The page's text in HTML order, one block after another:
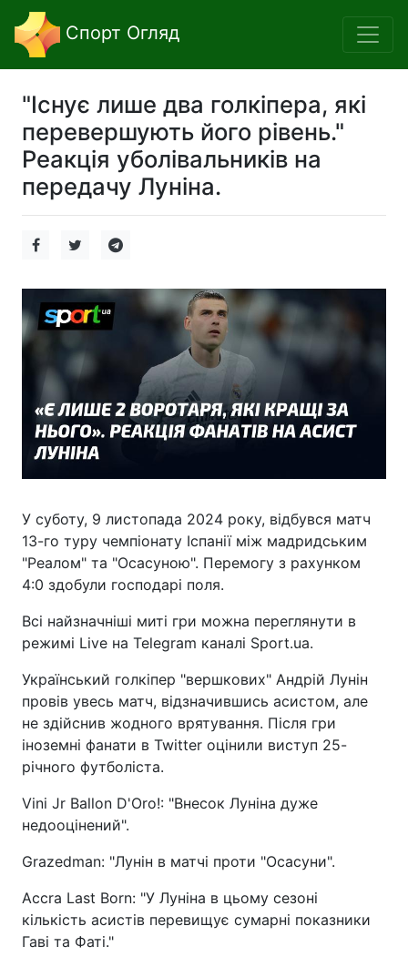
Спорт Огляд
"Існує лише два голкіпера, які
перевершують його рівень."
Реакція уболівальників на
передачу Луніна.
У суботу, 9 листопада 2024 року, відбувся матч
13-го туру чемпіонату Іспанії між мадридським
"Реалом" та "Осасуною". Перемогу з рахунком
4:0 здобули господарі поля.
Всі найзначніші миті гри можна переглянути в
режимі Live на Telegram каналі Sport.ua.
Український голкіпер "вершкових" Андрій Лунін
провів увесь матч, відзначившись асистом, але
не здійснив жодного врятування. Після гри
іноземні фанати в Twitter оцінили виступ 25-
річного футболіста.
Vini Jr Ballon D'Oro!: "Внесок Луніна дуже
недооцінений".
Grazedman: "Лунін в матчі проти "Осасуни".
Accra Last Born: "У Луніна в цьому сезоні
кількість асистів перевищує сумарні показники
Гаві та Фаті."